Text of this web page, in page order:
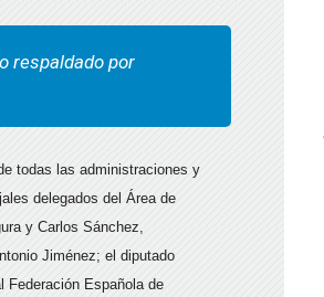
respaldado por
todas las administraciones y
delegados del Área de
y Carlos Sánchez,
Jiménez; el diputado
Federación Española de